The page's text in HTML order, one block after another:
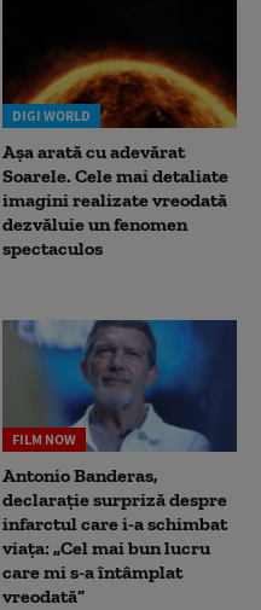
DIGI WORLD
Așa arată cu adevărat
Soarele. Cele mai detaliate
imagini realizate vreodată
dezvăluie un fenomen
spectaculos
FILM NOW
Antonio Banderas,
declarație surpriză despre
infarctul care i-a schimbat
viața: „Cel mai bun lucru
care mi s-a întâmplat
vreodată”